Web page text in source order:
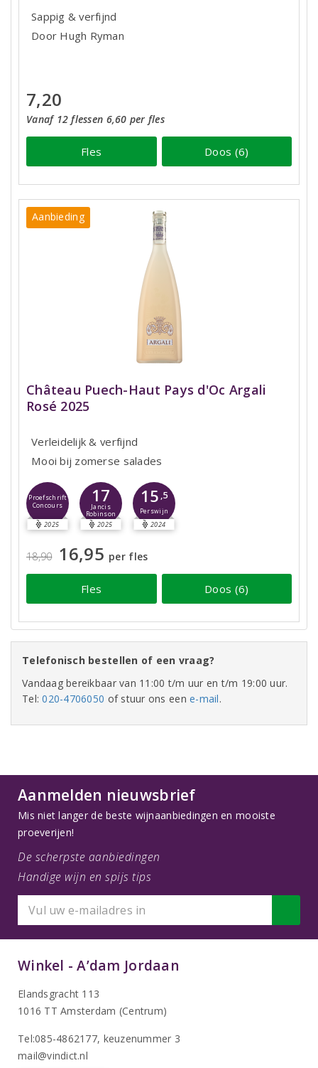
Sappig & verfijnd
Door Hugh Ryman
7,20
Vanaf 12 flessen 6,60 per fles
Fles Doos (6)
Aanbieding
Château Puech-Haut Pays d'Oc Argali
Rosé 2025
Verleidelijk & verfijnd
Mooi bij zomerse salades
Proefschrift
Concours
2025
17
Jancis
Robinson
2025
15 ,5
Perswijn
2024
18,90 16,95 per fles
Fles Doos (6)
Telefonisch bestellen of een vraag?
Vandaag bereikbaar van 11:00 t/m uur en t/m 19:00 uur.
Tel:020-4706050 of stuur ons eene-mail.
Aanmelden nieuwsbrief
Mis niet langer de beste wijnaanbiedingen en mooiste
proeverijen!
De scherpste aanbiedingen
Handige wijn en spijs tips
Winkel - A’dam Jordaan
Elandsgracht 113
1016 TT Amsterdam (Centrum)
Tel:085-4862177, keuzenummer 3
mail@vindict.nl